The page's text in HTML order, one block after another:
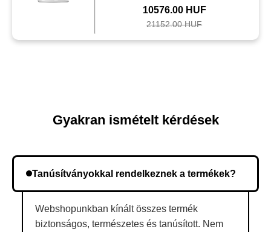
10576.00 HUF
21152.00 HUF
Gyakran ismételt kérdések
Tanúsítványokkal rendelkeznek a termékek?
Webshopunkban kínált összes termék
biztonságos, természetes és tanúsított. Nem